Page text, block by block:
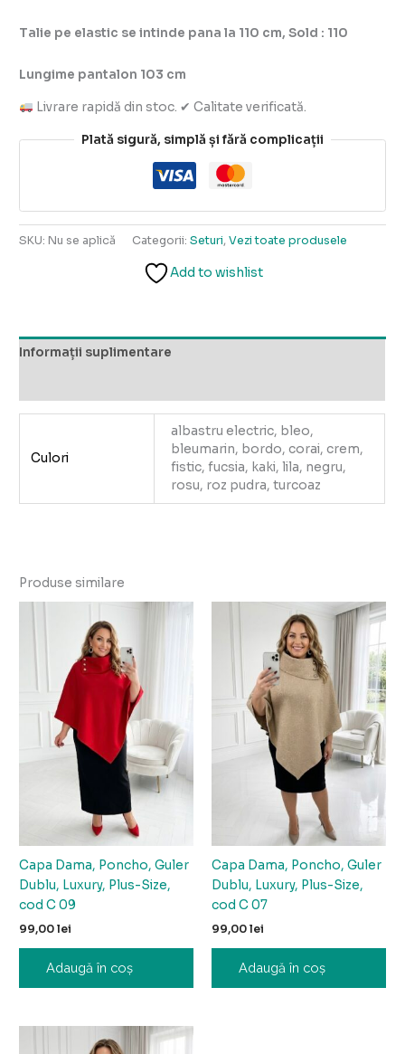
Talie pe elastic se intinde pana la 110 cm,Sold : 110
Lungime pantalon 103 cm
Livrare rapidă din stoc. ✔ Calitate verificată.
Plată sigură, simplă și fără complicații
SKU:Nu se aplică Categorii:Seturi,Vezi toate produsele
Add to wishlist
Informații suplimentare
Culori
albastru electric, bleo,
bleumarin, bordo, corai, crem,
fistic, fucsia, kaki, lila, negru,
rosu, roz pudra, turcoaz
Produse similare
Capa Dama, Poncho, Guler
Dublu, Luxury, Plus-Size,
cod C 09
99,00lei
Adaugă în coș
Capa Dama, Poncho, Guler
Dublu, Luxury, Plus-Size,
cod C 07
99,00lei
Adaugă în coș